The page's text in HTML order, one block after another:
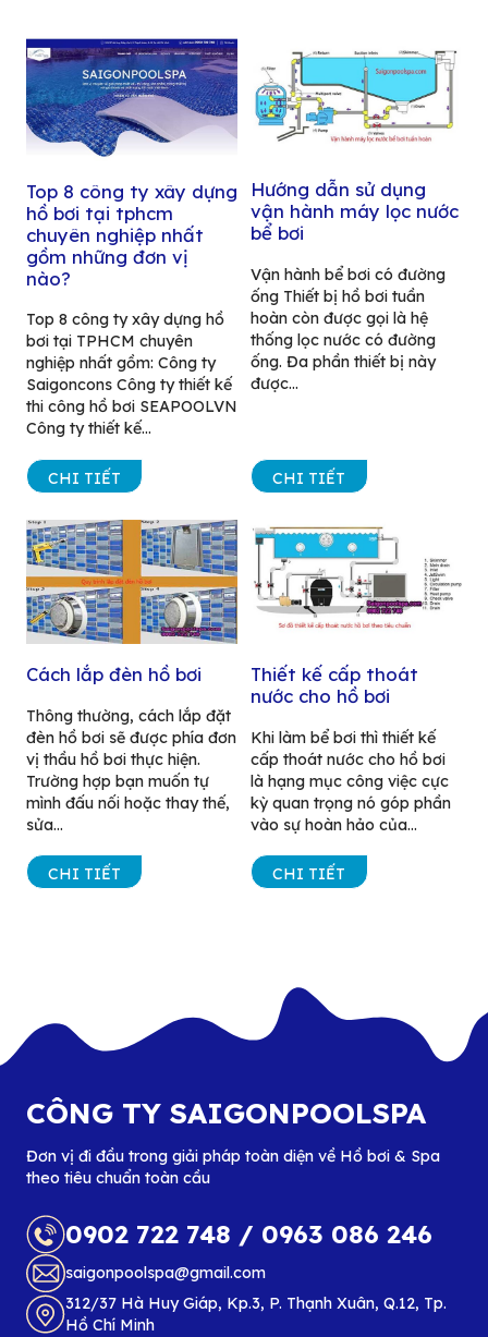
Top 8 công ty xây dựng
hồ bơi tại tphcm
chuyên nghiệp nhất
gồm những đơn vị
nào?
Top 8 công ty xây dựng hồ
bơi tại TPHCM chuyên
nghiệp nhất gồm: Công ty
Saigoncons Công ty thiết kế
thi công hồ bơi SEAPOOLVN
Công ty thiết kế...
CHI TIẾT
Hướng dẫn sử dụng
vận hành máy lọc nước
bể bơi
Vận hành bể bơi có đường
ống Thiết bị hồ bơi tuần
hoàn còn được gọi là hệ
thống lọc nước có đường
ống. Đa phần thiết bị này
được...
CHI TIẾT
Cách lắp đèn hồ bơi
Thông thường, cách lắp đặt
đèn hồ bơi sẽ được phía đơn
vị thầu hồ bơi thực hiện.
Trường hợp bạn muốn tự
mình đấu nối hoặc thay thế,
sửa...
CHI TIẾT
Thiết kế cấp thoát
nước cho hồ bơi
Khi làm bể bơi thì thiết kế
cấp thoát nước cho hồ bơi
là hạng mục công việc cực
kỳ quan trọng nó góp phần
vào sự hoàn hảo của...
CHI TIẾT
CÔNG TY SAIGONPOOLSPA
Đơn vị đi đầu trong giải pháp toàn diện về Hồ bơi & Spa
theo tiêu chuẩn toàn cầu
0902 722 748 / 0963 086 246
saigonpoolspa@gmail.com
312/37 Hà Huy Giáp, Kp.3, P. Thạnh Xuân, Q.12, Tp.
Hồ Chí Minh